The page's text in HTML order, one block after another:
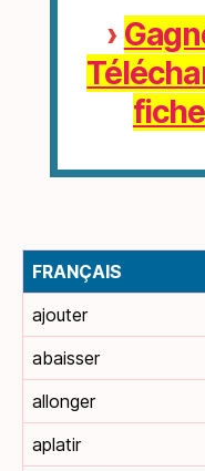
›
FRANÇAIS
ajouter
abaisser
allonger
aplatir